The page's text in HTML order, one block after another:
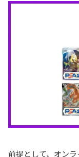
前提として、オン